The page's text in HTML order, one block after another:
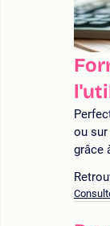
ou
grâce